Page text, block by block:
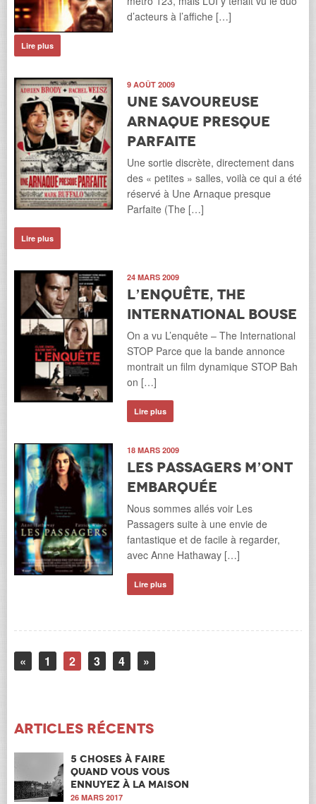
d’acteurs à l’affiche […]
Lire plus
9 AOÛT 2009
Une savoureuse
arnaque presque
parfaite
Une sortie discrète, directement dans
des « petites » salles, voilà ce qui a été
réservé à Une Arnaque presque
Parfaite (The […]
Lire plus
24 MARS 2009
L’enquête, The
international bouse
On a vu L’enquête – The International
STOP Parce que la bande annonce
montrait un film dynamique STOP Bah
on […]
Lire plus
18 MARS 2009
Les passagers m’ont
embarquée
Nous sommes allés voir Les
Passagers suite à une envie de
fantastique et de facile à regarder,
avec Anne Hathaway […]
Lire plus
« 1 2 3 4 »
Articles récents
5 choses à faire
quand vous vous
ennuyez à la maison
26 MARS 2017